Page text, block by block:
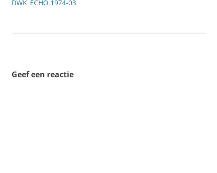
DWK_ECHO 1974-03
Geef een reactie